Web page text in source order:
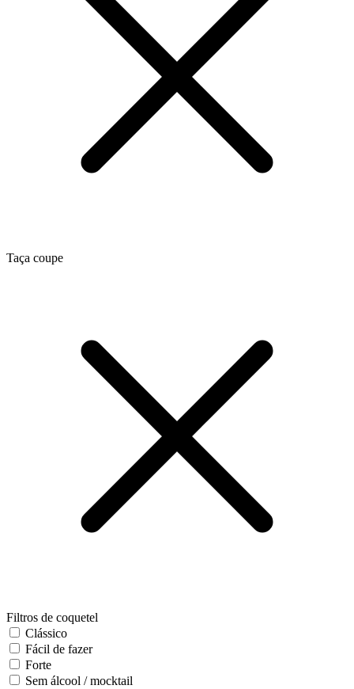
Taça coupe
Filtros de coquetel
Clássico
Fácil de fazer
Forte
Sem álcool / mocktail